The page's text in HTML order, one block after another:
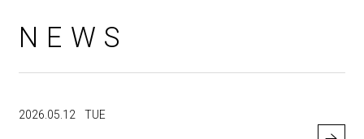
NEWS
2026.05.12 TUE